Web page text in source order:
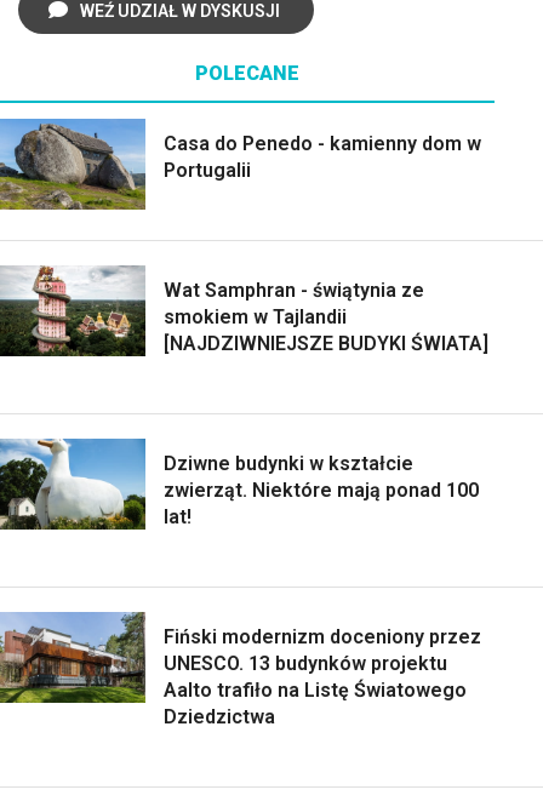
WEŹ UDZIAŁ W DYSKUSJI
POLECANE
Casa do Penedo - kamienny dom w
Portugalii
Wat Samphran - świątynia ze
smokiem w Tajlandii
[NAJDZIWNIEJSZE BUDYKI ŚWIATA]
Dziwne budynki w kształcie
zwierząt. Niektóre mają ponad 100
lat!
Fiński modernizm doceniony przez
UNESCO. 13 budynków projektu
Aalto trafiło na Listę Światowego
Dziedzictwa